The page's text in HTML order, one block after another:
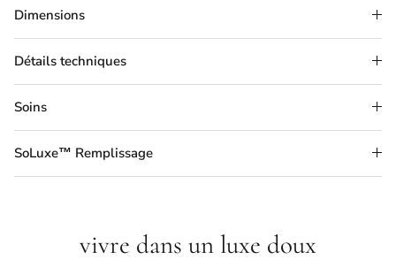
Dimensions
Détails techniques
Soins
SoLuxe™ Remplissage
vivre dans un luxe doux